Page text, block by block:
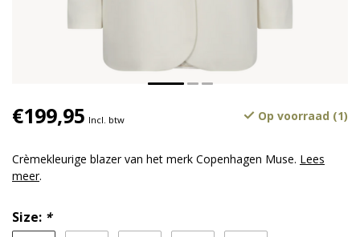
€199,95 Incl. btw Op voorraad (1)
Crèmekleurige blazer van het merk Copenhagen Muse. Lees
meer.
Size: *